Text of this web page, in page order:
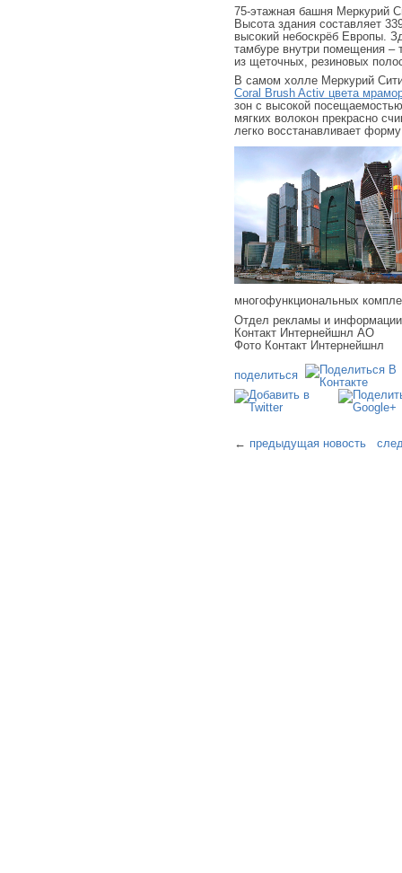
75-этажная башня Меркурий
Высота здания составляет
высокий небоскрёб Европы.
тамбуре внутри помещения –
из щеточных, резиновых
В самом холле Меркурий
Coral Brush Activ цвета
зон с высокой
мягких волокон прекрасно
легко восстанавливает
многофункциональных
Отдел рекламы и информации
Контакт Интернейшнл АО
Фото Контакт Интернейшнл
поделиться
← предыдущая новость